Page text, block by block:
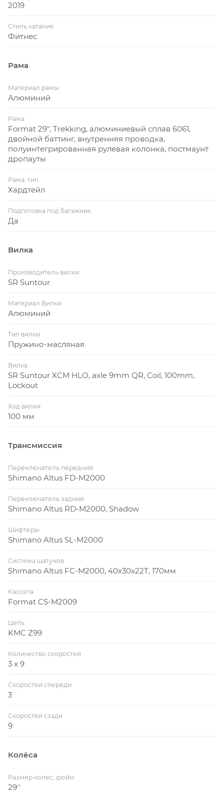
2019
Стиль катания
Фитнес
Рама
Материал рамы
Алюминий
Рама
Format 29", Trekking, алюминиевый сплав 6061,
двойной баттинг, внутренняя проводка,
полуинтегрированная рулевая колонка, постмаунт
дропауты
Рама: тип
Хардтейл
Подготовка под багажник
Да
Вилка
Производитель вилки
SR Suntour
Материал Вилки
Алюминий
Тип вилки
Пружино-масляная
Вилка
SR Suntour XCM HLO, axle 9mm QR, Coil, 100mm,
Lockout
Ход вилки
100 мм
Трансмиссия
Переключатель передний
Shimano Altus FD-M2000
Переключатель задний
Shimano Altus RD-M2000, Shadow
Шифтеры
Shimano Altus SL-M2000
Система шатунов
Shimano Altus FC-M2000, 40x30x22T, 170мм
Кассета
Format CS-M2009
Цепь
KMC Z99
Количество скоростей
3 x 9
Скоростей спереди
3
Скоростей сзади
9
Колёса
Размер колес, дюйм
29''